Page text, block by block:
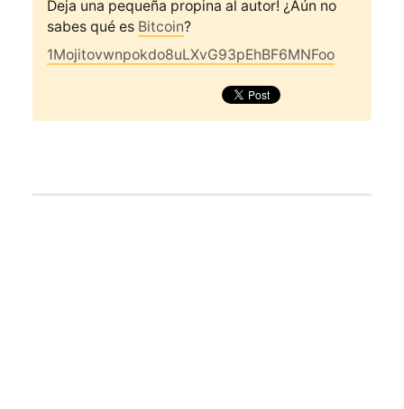
Deja una pequeña propina al autor! ¿Aún no
sabes qué es Bitcoin?
1Mojitovwnpokdo8uLXvG93pEhBF6MNFoo